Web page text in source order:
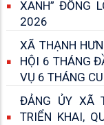
XANH” ĐỒNG
2026
XÃ THẠNH
HỘI 6 THÁNG
VỤ 6 THÁNG
ĐẢNG ỦY XÃ
TRIỂN KHAI,